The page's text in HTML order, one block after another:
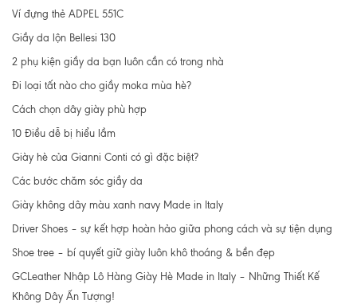
Ví đựng thẻ ADPEL 551C
Giầy da lộn Bellesi 130
2 phụ kiện giầy da bạn luôn cần có trong nhà
Đi loại tất nào cho giầy moka mùa hè?
Cách chọn dây giày phù hợp
10 Điều dễ bị hiểu lầm
Giày hè của Gianni Conti có gì đặc biệt?
Các bước chăm sóc giầy da
Giày không dây màu xanh navy Made in Italy
Driver Shoes – sự kết hợp hoàn hảo giữa phong cách và sự tiện dụng
Shoe tree – bí quyết giữ giày luôn khô thoáng & bền đẹp
GCLeather Nhập Lô Hàng Giày Hè Made in Italy – Những Thiết Kế
Không Dây Ấn Tượng!